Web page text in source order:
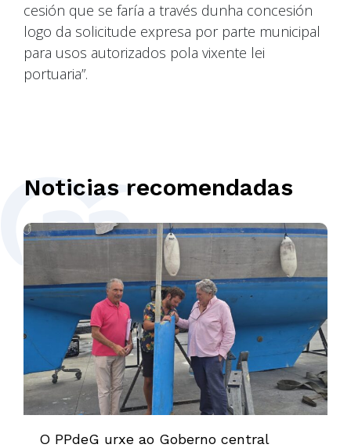
cesión que se faría a través dunha concesión
logo da solicitude expresa por parte municipal
para usos autorizados pola vixente lei
portuaria”.
Noticias recomendadas
O PPdeG urxe ao Goberno central